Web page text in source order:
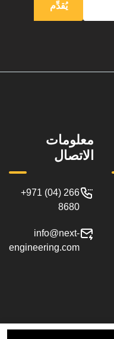
يُقدِّم
معلومات
الاتصال
+971 (04) 266
8680
info@next-
engineering.com